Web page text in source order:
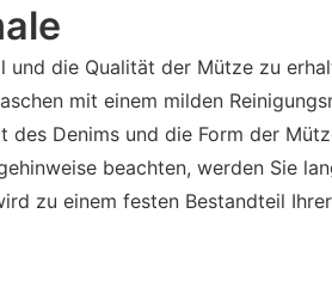
und die Qualität der Mütze zu
mit einem milden
Denims und die Form der
beachten, werden Sie
zu einem festen Bestandteil